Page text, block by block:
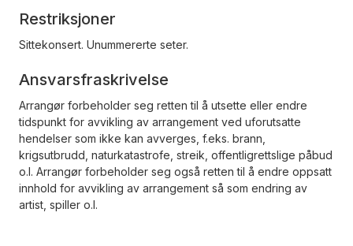
Restriksjoner
Sittekonsert. Unummererte seter.
Ansvarsfraskrivelse
Arrangør forbeholder seg retten til å utsette eller endre
tidspunkt for avvikling av arrangement ved uforutsatte
hendelser som ikke kan avverges, f.eks. brann,
krigsutbrudd, naturkatastrofe, streik, offentligrettslige påbud
o.l. Arrangør forbeholder seg også retten til å endre oppsatt
innhold for avvikling av arrangement så som endring av
artist, spiller o.l.